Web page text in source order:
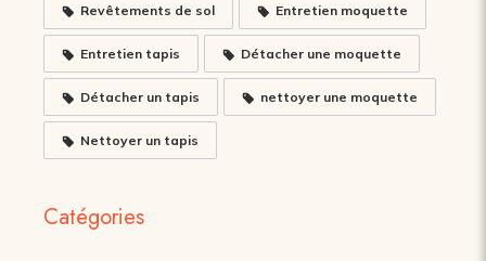
Revêtements de sol Entretien moquette
Entretien tapis Détacher une moquette
Détacher un tapis nettoyer une moquette
Nettoyer un tapis
Catégories